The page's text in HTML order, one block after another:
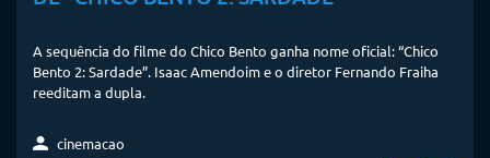
A sequência do filme do Chico Bento ganha nome oficial: “Chico
Bento 2: Sardade”. Isaac Amendoim e o diretor Fernando Fraiha
reeditam a dupla.
cinemacao